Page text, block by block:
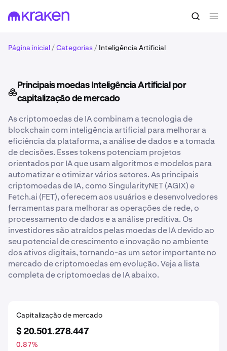
Página inicial/Categorias/ Inteligência Artificial
Principais moedas Inteligência Artificial por
capitalização de mercado
As criptomoedas de IA combinam a tecnologia de
blockchain com inteligência artificial para melhorar a
eficiência da plataforma, a análise de dados e a tomada
de decisões. Esses tokens potenciam projetos
orientados por IA que usam algoritmos e modelos para
automatizar e otimizar vários setores. As principais
criptomoedas de IA, como SingularityNET (AGIX) e
Fetch.ai (FET), oferecem aos usuários e desenvolvedores
ferramentas para melhorar as operações de rede, o
processamento de dados e a análise preditiva. Os
investidores são atraídos pelas moedas de IA devido ao
seu potencial de crescimento e inovação no ambiente
dos ativos digitais, tornando-as um setor importante no
mercado de criptomoedas em evolução. Veja a lista
completa de criptomoedas de IA abaixo.
Capitalização de mercado
$ 20.501.278.447
0.87%